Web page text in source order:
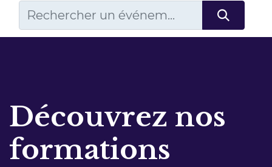
Découvrez nos
formations